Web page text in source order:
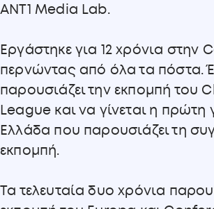
ΑΝΤ1 Media Lab.
Εργάστηκε για 12 χρόνια στην
περνώντας από όλα τα πόστα.
παρουσιάζει την εκπομπή του
League και να γίνεται η πρώτη
Ελλάδα που παρουσιάζει τη
εκπομπή.
Τα τελευταία δυο χρόνια